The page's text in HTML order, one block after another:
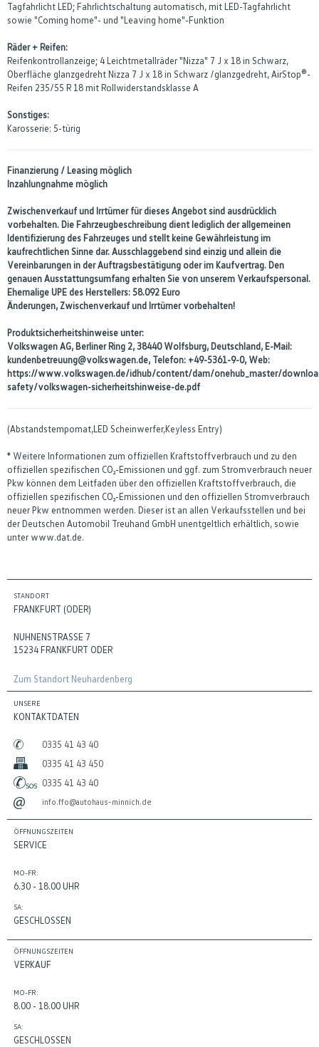
Tagfahrlicht LED; Fahrlichtschaltung automatisch, mit LED-Tagfahrlicht
sowie "Coming home"- und "Leaving home"-Funktion
Räder + Reifen:
Reifenkontrollanzeige; 4 Leichtmetallräder "Nizza" 7 J x 18 in Schwarz,
Oberfläche glanzgedreht Nizza 7 J x 18 in Schwarz /glanzgedreht, AirStop®-
Reifen 235/55 R 18 mit Rollwiderstandsklasse A
Sonstiges:
Karosserie: 5-türig
Finanzierung / Leasing möglich
Inzahlungnahme möglich
Zwischenverkauf und Irrtümer für dieses Angebot sind ausdrücklich
vorbehalten. Die Fahrzeugbeschreibung dient lediglich der allgemeinen
Identifizierung des Fahrzeuges und stellt keine Gewährleistung im
kaufrechtlichen Sinne dar. Ausschlaggebend sind einzig und allein die
Vereinbarungen in der Auftragsbestätigung oder im Kaufvertrag. Den
genauen Ausstattungsumfang erhalten Sie von unserem Verkaufspersonal.
Ehemalige UPE des Herstellers: 58.092 Euro
Änderungen, Zwischenverkauf und Irrtümer vorbehalten!
Produktsicherheitshinweise unter:
Volkswagen AG, Berliner Ring 2, 38440 Wolfsburg, Deutschland, E-Mail:
kundenbetreuung@volkswagen.de, Telefon: +49-5361-9-0, Web:
https://www.volkswagen.de/idhub/content/dam/onehub_master/
safety/volkswagen-sicherheitshinweise-de.pdf
(Abstandstempomat,LED Scheinwerfer,Keyless Entry)
* Weitere Informationen zum offiziellen Kraftstoffverbrauch und zu den
offiziellen spezifischen CO₂-Emissionen und ggf. zum Stromverbrauch neuer
Pkw können dem Leitfaden über den offiziellen Kraftstoffverbrauch, die
offiziellen spezifischen CO₂-Emissionen und den offiziellen Stromverbrauch
neuer Pkw entnommen werden. Dieser ist an allen Verkaufsstellen und bei
der Deutschen Automobil Treuhand GmbH unentgeltlich erhältlich, sowie
unter www.dat.de.
STANDORT
FRANKFURT (ODER)
NUHNENSTRASSE 7
15234 FRANKFURT ODER
Zum Standort Neuhardenberg
UNSERE
KONTAKTDATEN
0335 41 43 40
0335 41 43 450
0335 41 43 40
info.ffo@autohaus-minnich.de
ÖFFNUNGSZEITEN
SERVICE
MO-FR:
6.30 - 18.00 UHR
SA:
GESCHLOSSEN
ÖFFNUNGSZEITEN
VERKAUF
MO-FR:
8.00 - 18.00 UHR
SA:
GESCHLOSSEN